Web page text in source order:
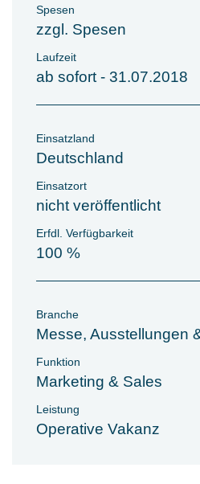
Spesen
zzgl. Spesen
Laufzeit
ab sofort - 31.07.2018
Einsatzland
Deutschland
Einsatzort
nicht veröffentlicht
Erfdl. Verfügbarkeit
100 %
Branche
Messe, Ausstellungen
Funktion
Marketing & Sales
Leistung
Operative Vakanz